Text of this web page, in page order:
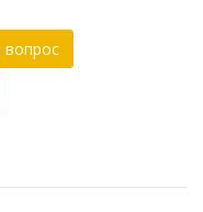
вопрос